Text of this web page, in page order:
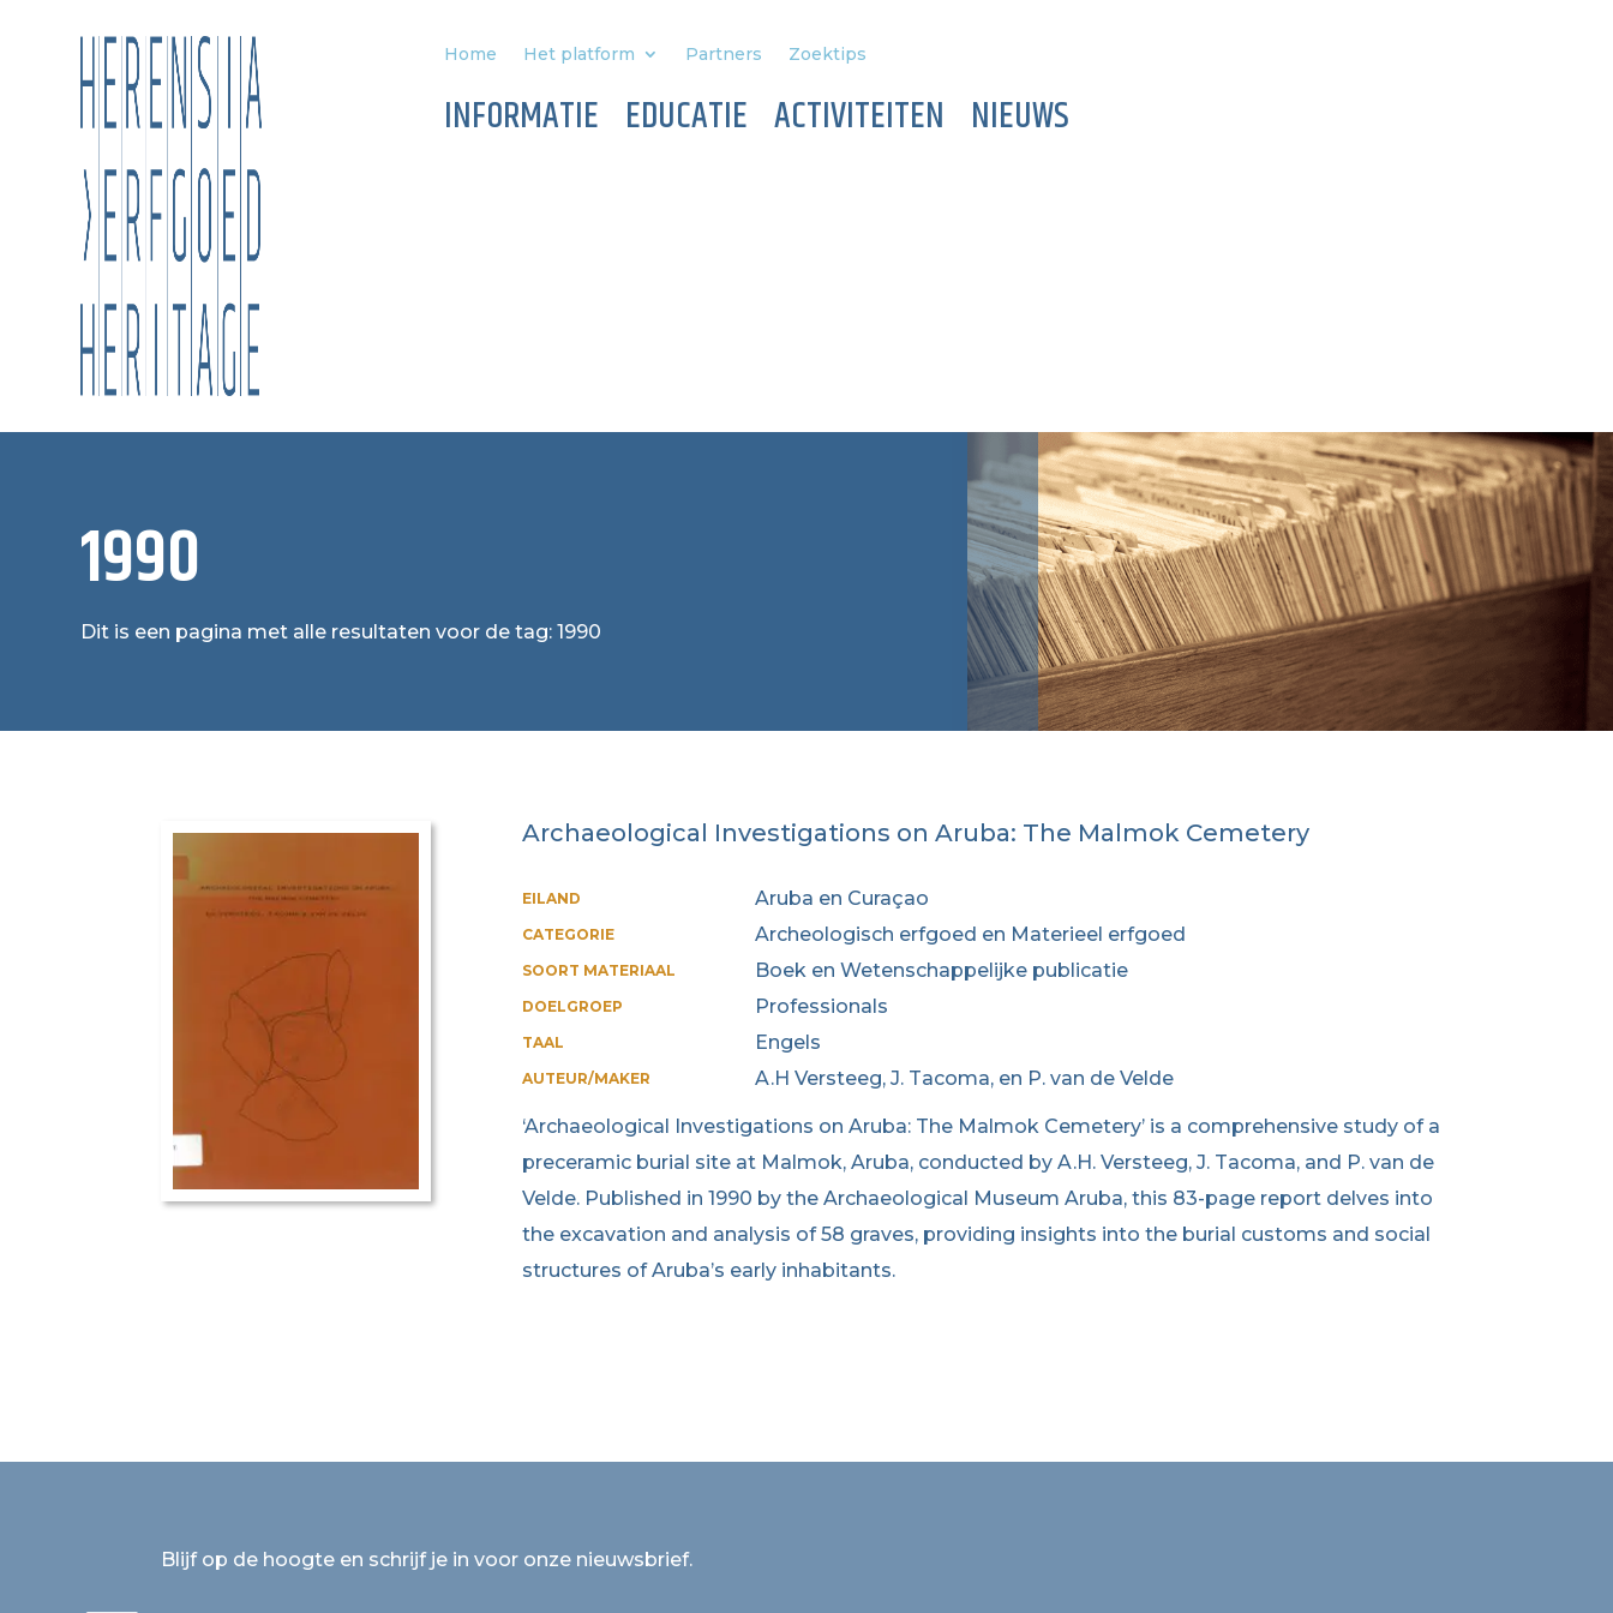
Home Het platform Partners Zoektips
INFORMATIE EDUCATIE ACTIVITEITEN NIEUWS
1990
Dit is een pagina met alle resultaten voor de tag: 1990
Archaeological Investigations on Aruba: The Malmok Cemetery
EILAND Aruba en Curaçao
CATEGORIE Archeologisch erfgoed en Materieel erfgoed
SOORT MATERIAAL Boek en Wetenschappelijke publicatie
DOELGROEP Professionals
TAAL Engels
AUTEUR/MAKER A.H Versteeg, J. Tacoma, en P. van de Velde
‘Archaeological Investigations on Aruba: The Malmok Cemetery’ is a comprehensive study of a
preceramic burial site at Malmok, Aruba, conducted by A.H. Versteeg, J. Tacoma, and P. van de
Velde. Published in 1990 by the Archaeological Museum Aruba, this 83-page report delves into
the excavation and analysis of 58 graves, providing insights into the burial customs and social
structures of Aruba’s early inhabitants.
Blijf op de hoogte en schrijf je in voor onze nieuwsbrief.